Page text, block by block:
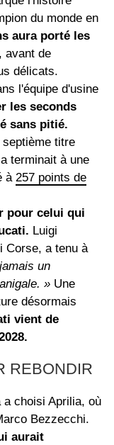
du monde en
aura porté les
, avant de
délicats.
l'équipe d'usine
les seconds
sans pitié.
titre
terminait à une
à 257 points de
pour celui qui
Luigi
Corse, a tenu à
un
» Une
désormais
vient de
REBONDIR
a choisi Aprilia, où
Bezzecchi.
aurait